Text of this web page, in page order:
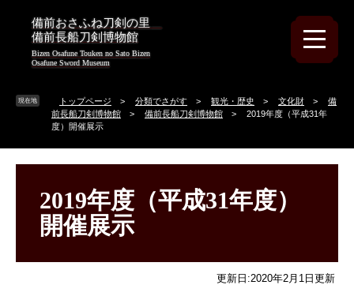
備前おさふね刀剣の里
備前長船刀剣博物館
Bizen Osafune Touken no Sato Bizen
Osafune Sword Museum
現在地 トップページ > 分類でさがす > 観光・歴史 > 文化財 >
備
前長船刀剣博物館
> 備前長船刀剣博物館 >
2019年度（平成31年
度）開催展示
2019年度（平成31年度）
開催展示
更新日:2020年2月1日更新